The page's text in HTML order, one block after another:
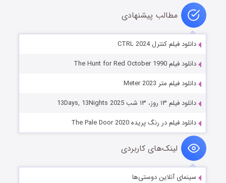
مطالب پیشنهادی
دانلود فیلم کنترل CTRL 2024
دانلود فیلم The Hunt for Red October 1990
دانلود فیلم متر Meter 2023
دانلود فیلم ۱۳ روز، ۱۳ شب 13Days, 13Nights 2025
دانلود فیلم در رنگ پریده The Pale Door 2020
لینک‌های کاربردی
سینمای آنلاین دوستی‌ها